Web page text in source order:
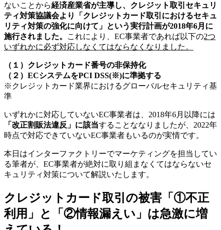
ないことから経済産業省が主導し、クレジット取引セキュリ
ティ対策協議会より「クレジットカード取引におけるセキュ
リティ対策の強化に向けて」という実行計画が2018年6月に
施行されました。
これにより、EC事業者であれば以下の2つ
いずれかに必ず対応しなくてはならなくなりました。
（１）クレジットカード番号の非保持化
（２）ECシステムをPCI DSS(※)に準拠する
※クレジットカード業界におけるグローバルセキュリティ基
準
いずれかに対応していないEC事業者は、2018年6月以降には
「改正割販法違反」に該当することななりましたが、2022年
時点で対応できていないEC事業者もいるのが実情です。
本日はインターファクトリーでマーケティングを担当してい
る筆者が、EC事業者が絶対に取り組まなくてはならないセ
キュリティ対策について解説いたします。
クレジットカード取引の被害「①不正
利用」と「②情報漏えい」は急激に増